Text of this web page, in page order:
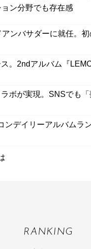
ン分野でも存在感
ンバサダーに就任。
。2ndアルバム『
ボが実現。SNSでも「
ンデイリーアルバムラ
RANKING